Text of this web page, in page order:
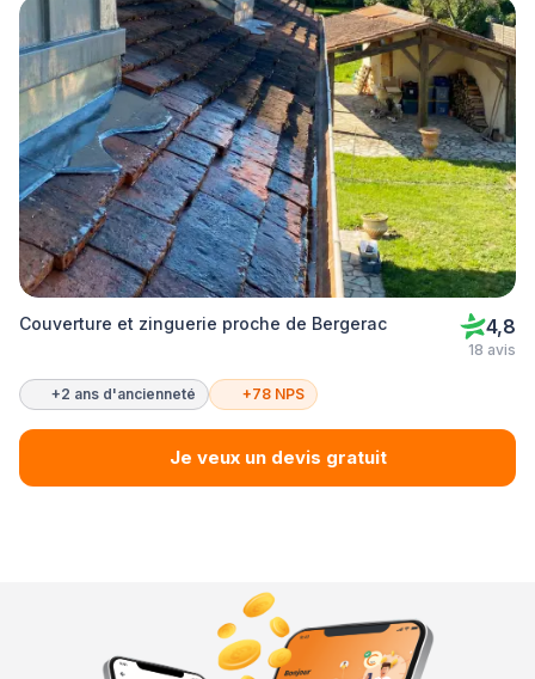
Couverture et zinguerie proche de Bergerac 4,8
18 avis
+2 ans d'ancienneté +78 NPS
Je veux un devis gratuit